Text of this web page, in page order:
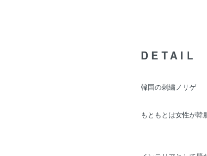
DETAIL
韓国の刺繍ノリゲ
もともとは女性が韓